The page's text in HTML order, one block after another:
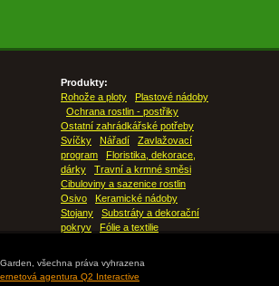
Produkty:
Rohože a ploty
Plastové nádoby
Ochrana rostlin - postřiky
Ostatní zahrádkářské potřeby
Svíčky
Nářadí
Zavlažovací
program
Floristika, dekorace,
dárky
Travní a krmné směsi
Cibuloviny a sazenice rostlin
Osivo
Keramické nádoby
Stojany
Substráty a dekorační
pokryv
Fólie a textilie
všechna práva vyhrazena
agentura Q2 Interactive